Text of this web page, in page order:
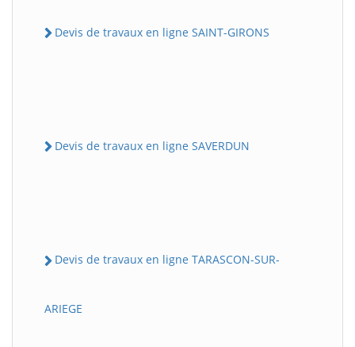
Devis de travaux en ligne SAINT-GIRONS
Devis de travaux en ligne SAVERDUN
Devis de travaux en ligne TARASCON-SUR-
ARIEGE